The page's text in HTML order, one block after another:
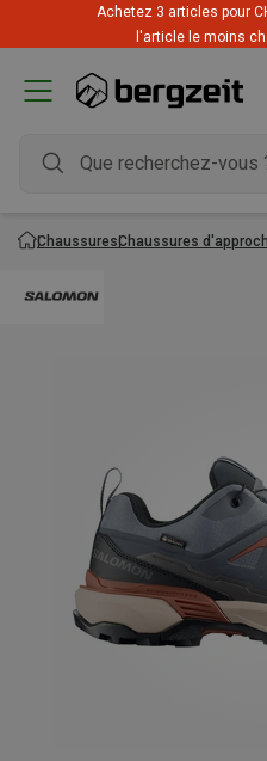
Prix imbattables ! Jusqu'à -
Achetez 3 articles pour
l'article le moins
ChaussuresChaussures